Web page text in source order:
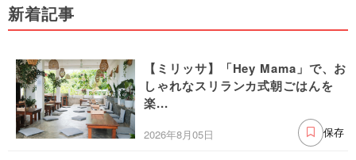
新着記事
【ミリッサ】「Hey Mama」で、お
しゃれなスリランカ式朝ごはんを
楽...
2026年8月05日 保存